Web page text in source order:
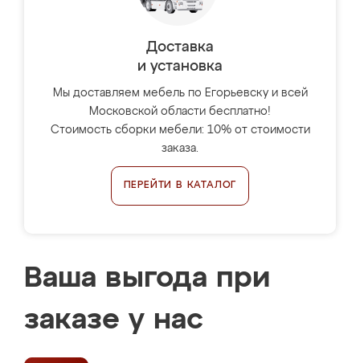
Доставка
и установка
Мы доставляем мебель по Егорьевску и всей
Московской области бесплатно!
Стоимость сборки мебели: 10% от стоимости
заказа.
ПЕРЕЙТИ В КАТАЛОГ
Ваша выгода при
заказе у нас